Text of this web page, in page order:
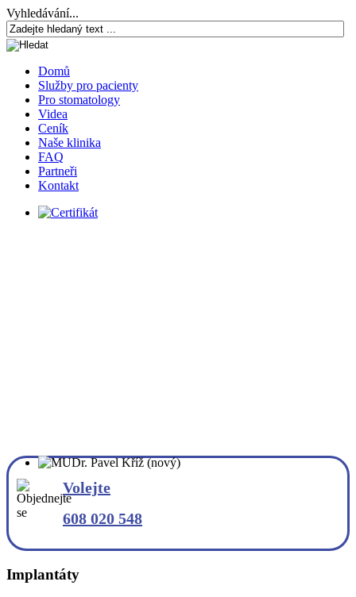
Vyhledávání...
Domů
Služby pro pacienty
Pro stomatology
Videa
Ceník
Naše klinika
FAQ
Partneři
Kontakt
Volejte
608 020 548
Implantáty